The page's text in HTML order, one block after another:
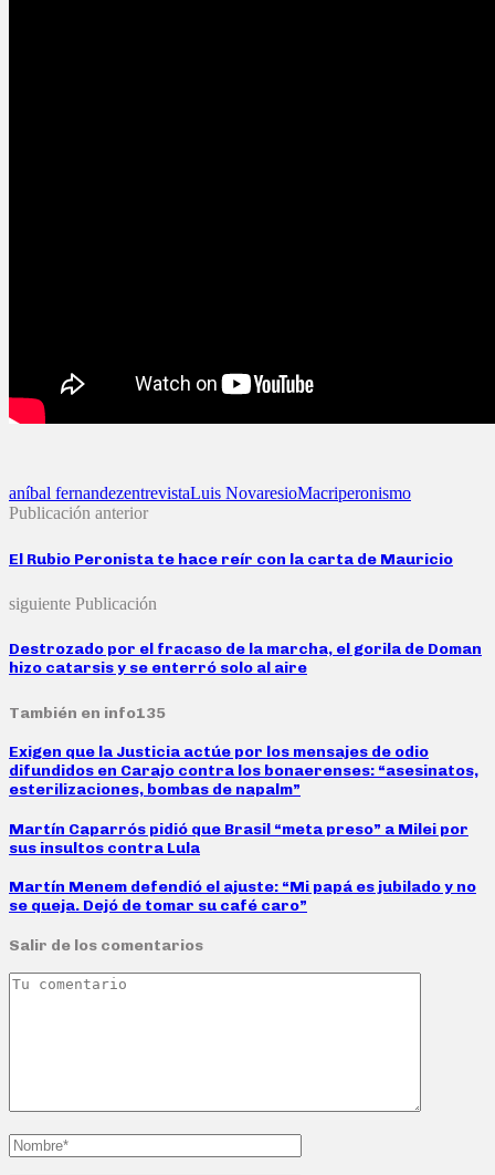
aníbal fernandezentrevistaLuis NovaresioMacriperonismo
Publicación anterior
El Rubio Peronista te hace reír con la carta de Mauricio
siguiente Publicación
Destrozado por el fracaso de la marcha, el gorila de Doman
hizo catarsis y se enterró solo al aire
También en info135
Exigen que la Justicia actúe por los mensajes de odio
difundidos en Carajo contra los bonaerenses: “asesinatos,
esterilizaciones, bombas de napalm”
Martín Caparrós pidió que Brasil “meta preso” a Milei por
sus insultos contra Lula
Martín Menem defendió el ajuste: “Mi papá es jubilado y no
se queja. Dejó de tomar su café caro”
Salir de los comentarios